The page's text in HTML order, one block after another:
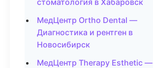
стоматология в Хабаровск
МедЦентр Ortho Dental —
Диагностика и рентген в
Новосибирск
МедЦентр Therapy Esthetic —